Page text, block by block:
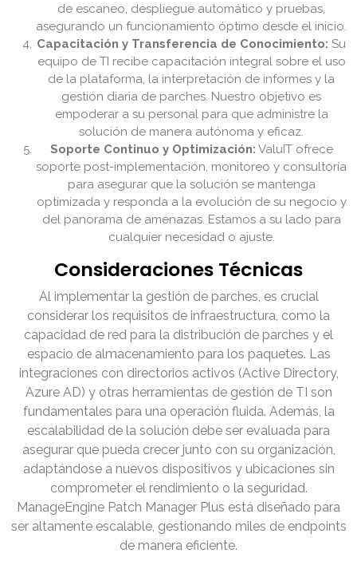
de escaneo, despliegue automático y pruebas,
asegurando un funcionamiento óptimo desde el inicio.
Capacitación y Transferencia de Conocimiento: Su
equipo de TI recibe capacitación integral sobre el uso
de la plataforma, la interpretación de informes y la
gestión diaria de parches. Nuestro objetivo es
empoderar a su personal para que administre la
solución de manera autónoma y eficaz.
Soporte Continuo y Optimización: ValuIT ofrece
soporte post-implementación, monitoreo y consultoría
para asegurar que la solución se mantenga
optimizada y responda a la evolución de su negocio y
del panorama de amenazas. Estamos a su lado para
cualquier necesidad o ajuste.
Consideraciones Técnicas
Al implementar la gestión de parches, es crucial
considerar los requisitos de infraestructura, como la
capacidad de red para la distribución de parches y el
espacio de almacenamiento para los paquetes. Las
integraciones con directorios activos (Active Directory,
Azure AD) y otras herramientas de gestión de TI son
fundamentales para una operación fluida. Además, la
escalabilidad de la solución debe ser evaluada para
asegurar que pueda crecer junto con su organización,
adaptándose a nuevos dispositivos y ubicaciones sin
comprometer el rendimiento o la seguridad.
ManageEngine Patch Manager Plus está diseñado para
ser altamente escalable, gestionando miles de endpoints
de manera eficiente.